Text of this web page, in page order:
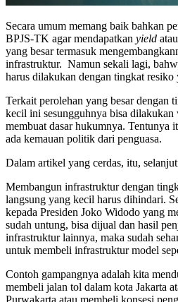
Secara umum memang baik bahkan
BPJS-TK agar mendapatkan yield
yang besar termasuk
infrastruktur. Namun sekali lagi,
harus dilakukan dengan tingkat resiko
Terkait perolehan yang besar dengan
kecil ini sesungguhnya bisa dilakukan
membuat dasar hukumnya. Tentunya
ada kemauan politik dari penguasa.
Dalam artikel yang cerdas, itu,
Membangun infrastruktur dengan
langsung yang kecil harus dihindari.
kepada Presiden Joko Widodo yang
sudah untung, bisa dijual dan hasil
infrastruktur lainnya, maka sudah
untuk membeli infrastruktur model
Contoh gampangnya adalah kita
membeli jalan tol dalam kota Jakarta
Purwakarta atau membeli konsesi